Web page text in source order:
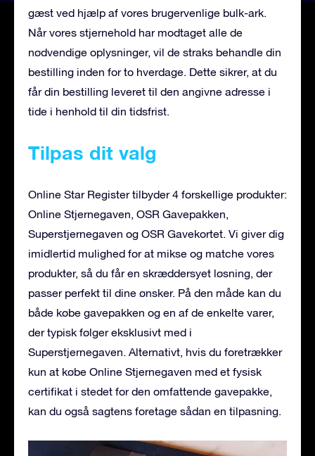
gæst ved hjælp af vores brugervenlige bulk-ark.
Når vores stjernehold har modtaget alle de
nødvendige oplysninger, vil de straks behandle din
bestilling inden for to hverdage. Dette sikrer, at du
får din bestilling leveret til den angivne adresse i
tide i henhold til din tidsfrist.
Tilpas dit valg
Online Star Register tilbyder 4 forskellige produkter:
Online Stjernegaven, OSR Gavepakken,
Superstjernegaven og OSR Gavekortet. Vi giver dig
imidlertid mulighed for at mikse og matche vores
produkter, så du får en skræddersyet løsning, der
passer perfekt til dine ønsker. På den måde kan du
både købe gavepakken og en af de enkelte varer,
der typisk følger eksklusivt med i
Superstjernegaven. Alternativt, hvis du foretrækker
kun at købe Online Stjernegaven med et fysisk
certifikat i stedet for den omfattende gavepakke,
kan du også sagtens foretage sådan en tilpasning.